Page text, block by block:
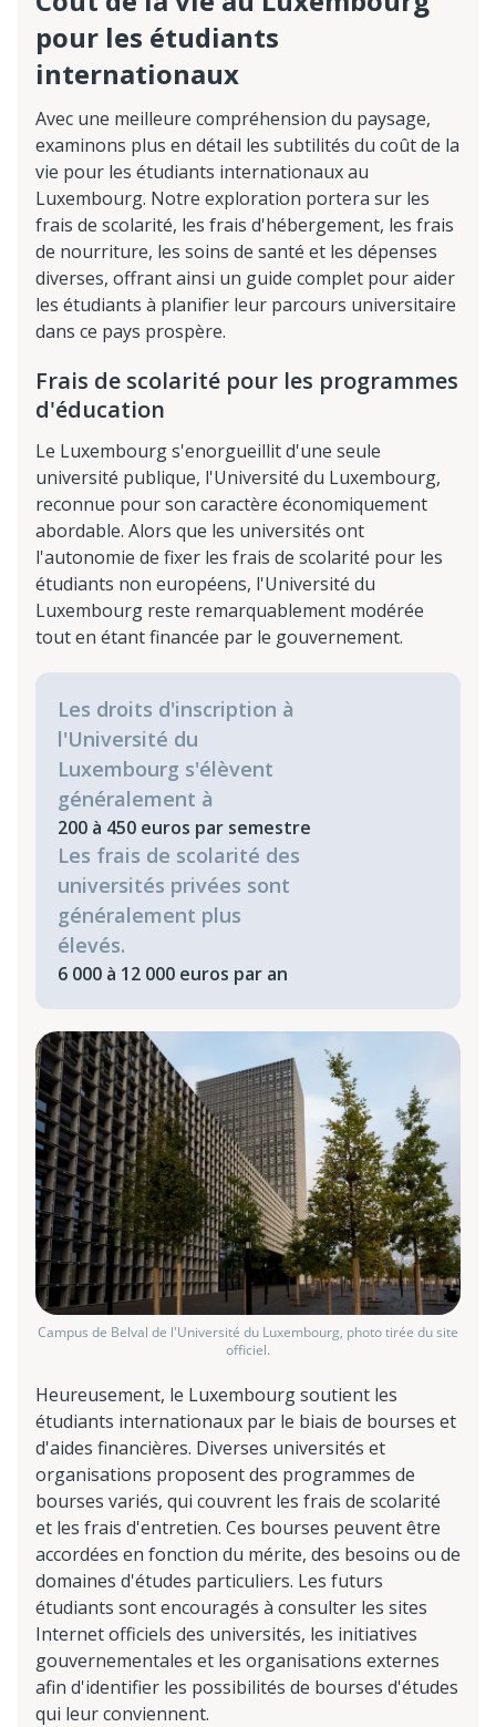
pour les étudiants
internationaux
Avec une meilleure compréhension du paysage,
examinons plus en détail les subtilités du coût de la
vie pour les étudiants internationaux au
Luxembourg. Notre exploration portera sur les
frais de scolarité, les frais d'hébergement, les frais
de nourriture, les soins de santé et les dépenses
diverses, offrant ainsi un guide complet pour aider
les étudiants à planifier leur parcours universitaire
dans ce pays prospère.
Frais de scolarité pour les programmes
d'éducation
Le Luxembourg s'enorgueillit d'une seule
université publique, l'Université du Luxembourg,
reconnue pour son caractère économiquement
abordable. Alors que les universités ont
l'autonomie de fixer les frais de scolarité pour les
étudiants non européens, l'Université du
Luxembourg reste remarquablement modérée
tout en étant financée par le gouvernement.
Les droits d'inscription à
l'Université du
Luxembourg s'élèvent
généralement à
200 à 450 euros par semestre
Les frais de scolarité des
universités privées sont
généralement plus
élevés.
6 000 à 12 000 euros par an
Campus de Belval de l'Université du Luxembourg, photo tirée du site
officiel.
Heureusement, le Luxembourg soutient les
étudiants internationaux par le biais de bourses et
d'aides financières. Diverses universités et
organisations proposent des programmes de
bourses variés, qui couvrent les frais de scolarité
et les frais d'entretien. Ces bourses peuvent être
accordées en fonction du mérite, des besoins ou de
domaines d'études particuliers. Les futurs
étudiants sont encouragés à consulter les sites
Internet officiels des universités, les initiatives
gouvernementales et les organisations externes
afin d'identifier les possibilités de bourses d'études
qui leur conviennent.